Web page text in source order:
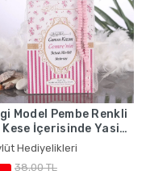
Model Pembe Renkli
Kese İçerisinde Yasin
ve Tesbih - Mevlüt
Hediyelikleri
38,00 TL